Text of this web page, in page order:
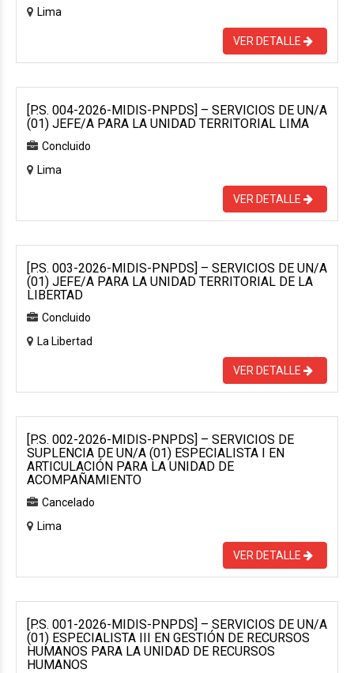
Lima
VER DETALLE
[P.S. 004-2026-MIDIS-PNPDS] – SERVICIOS DE UN/A
(01) JEFE/A PARA LA UNIDAD TERRITORIAL LIMA
Concluido
Lima
VER DETALLE
[P.S. 003-2026-MIDIS-PNPDS] – SERVICIOS DE UN/A
(01) JEFE/A PARA LA UNIDAD TERRITORIAL DE LA
LIBERTAD
Concluido
La Libertad
VER DETALLE
[P.S. 002-2026-MIDIS-PNPDS] – SERVICIOS DE
SUPLENCIA DE UN/A (01) ESPECIALISTA I EN
ARTICULACIÓN PARA LA UNIDAD DE
ACOMPAÑAMIENTO
Cancelado
Lima
VER DETALLE
[P.S. 001-2026-MIDIS-PNPDS] – SERVICIOS DE UN/A
(01) ESPECIALISTA III EN GESTIÓN DE RECURSOS
HUMANOS PARA LA UNIDAD DE RECURSOS
HUMANOS